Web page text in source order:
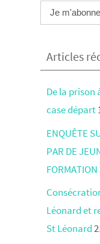
Articles
De la prison
case départ
ENQUÊTE
PAR DE
FORMATION
Léonard et
St Léonard